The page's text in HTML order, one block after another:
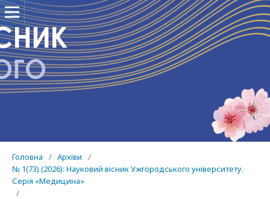
Головна / Архіви
/
№ 1(73) (2026): Науковий вісник Ужгородського університету.
Серія «Медицина»
/